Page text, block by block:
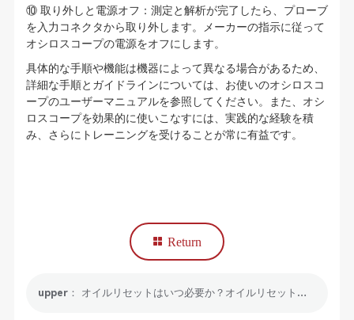
⑩ 取り外しと電源オフ：測定と解析が完了したら、プローブ
を入力コネクタから取り外します。メーカーの指示に従って
オシロスコープの電源をオフにします。
具体的な手順や機能は機器によって異なる場合があるため、
詳細な手順とガイドラインについては、お使いのオシロスコ
ープのユーザーマニュアルを参照してください。また、オシ
ロスコープを効果的に使いこなすには、実践的な経験を積
み、さらにトレーニングを受けることが常に有益です。
Return
upper： オイルリセットはいつ必要か？オイルリセットツールのおすすめ